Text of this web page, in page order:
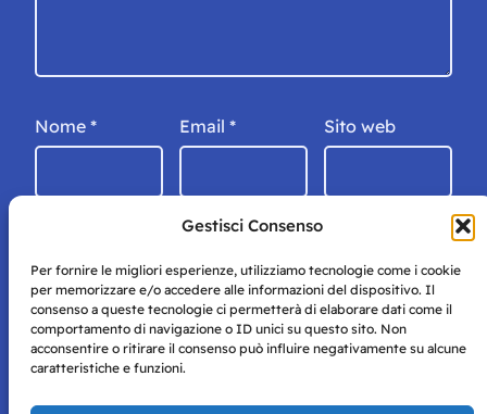
Gestisci Consenso
Per fornire le migliori esperienze, utilizziamo tecnologie come i cookie
per memorizzare e/o accedere alle informazioni del dispositivo. Il
consenso a queste tecnologie ci permetterà di elaborare dati come il
comportamento di navigazione o ID unici su questo sito. Non
acconsentire o ritirare il consenso può influire negativamente su alcune
caratteristiche e funzioni.
Nome * Email * Sito web